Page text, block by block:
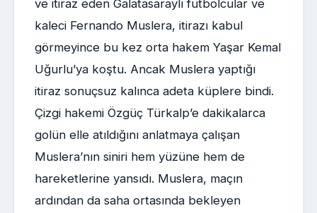
ve itiraz eden Galatasaraylı futbolcular ve
kaleci Fernando Muslera, itirazı kabul
görmeyince bu kez orta hakem Yaşar Kemal
Uğurlu’ya koştu. Ancak Muslera yaptığı
itiraz sonuçsuz kalınca adeta küplere bindi.
Çizgi hakemi Özgüç Türkalp’e dakikalarca
golün elle atıldığını anlatmaya çalışan
Muslera’nın siniri hem yüzüne hem de
hareketlerine yansıdı. Muslera, maçın
ardından da saha ortasında bekleyen